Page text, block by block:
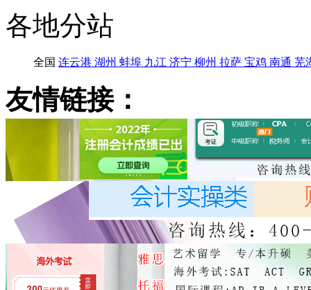
各地分站
全国 连云港 湖州 蚌埠 九江 济宁 柳州 拉萨 宝鸡 南通 芜
友情链接：